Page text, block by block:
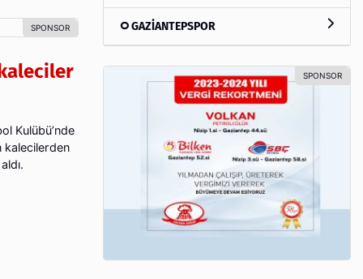
Kulübü’nde
kalecilerden
GAZİANTEPSPOR